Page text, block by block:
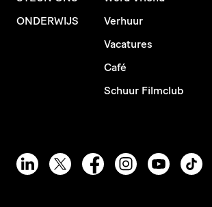
ONDERWIJS
Verhuur
Vacatures
Café
Schuur Filmclub